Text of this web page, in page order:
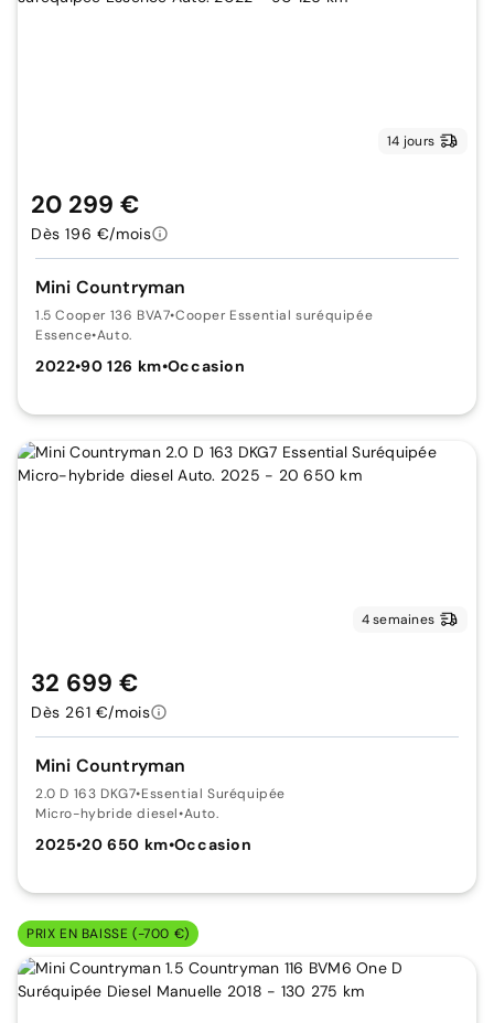
14 jours
Mini Countryman
1.5 Cooper 136 BVA7•Cooper Essential suréquipée
Essence•Auto.
2022•90 126 km•Occasion
20 299 €
Dès 196 €/mois
4 semaines
Mini Countryman
2.0 D 163 DKG7•Essential Suréquipée
Micro-hybride diesel•Auto.
2025•20 650 km•Occasion
32 699 €
Dès 261 €/mois
PRIX EN BAISSE (-700 €)